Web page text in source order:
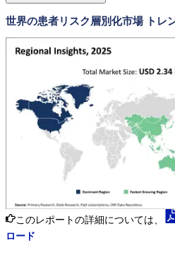
世界の患者リスク層別化市場 トレ
このレポートの詳細については、
ロード